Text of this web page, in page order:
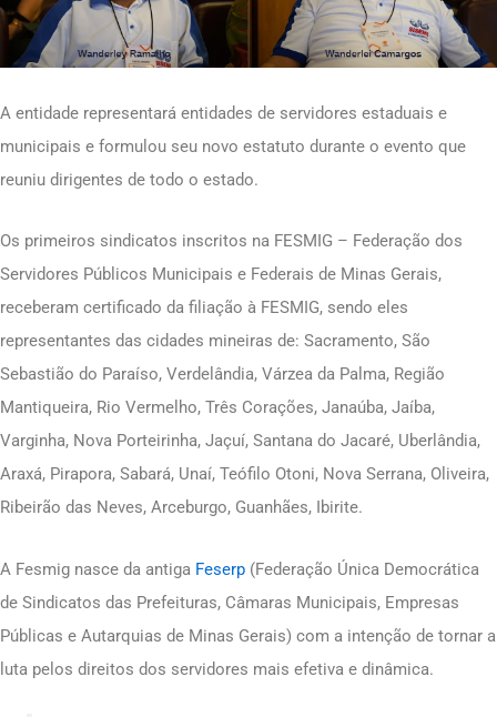
A entidade representará entidades de servidores estaduais e
municipais e formulou seu novo estatuto durante o evento que
reuniu dirigentes de todo o estado.
Os primeiros sindicatos inscritos na FESMIG – Federação dos
Servidores Públicos Municipais e Federais de Minas Gerais,
receberam certificado da filiação à FESMIG, sendo eles
representantes das cidades mineiras de: Sacramento, São
Sebastião do Paraíso, Verdelândia, Várzea da Palma, Região
Mantiqueira, Rio Vermelho, Três Corações, Janaúba, Jaíba,
Varginha, Nova Porteirinha, Jaçuí, Santana do Jacaré, Uberlândia,
Araxá, Pirapora, Sabará, Unaí, Teófilo Otoni, Nova Serrana, Oliveira,
Ribeirão das Neves, Arceburgo, Guanhães, Ibirite.
A Fesmig nasce da antiga Feserp (Federação Única Democrática
de Sindicatos das Prefeituras, Câmaras Municipais, Empresas
Públicas e Autarquias de Minas Gerais) com a intenção de tornar a
luta pelos direitos dos servidores mais efetiva e dinâmica.